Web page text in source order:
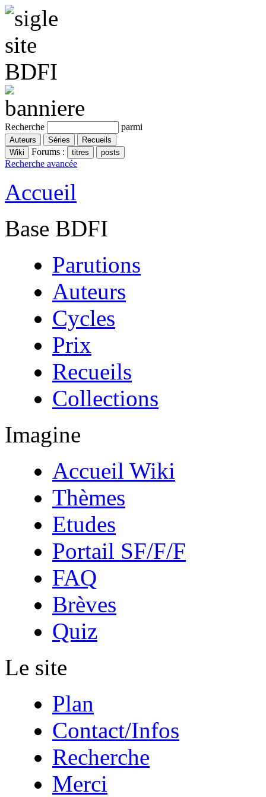
Recherche parmi
Forums :
Recherche avancée
Accueil
Base BDFI
Parutions
Auteurs
Cycles
Prix
Recueils
Collections
Imagine
Accueil Wiki
Thèmes
Etudes
Portail SF/F/F
FAQ
Brèves
Quiz
Le site
Plan
Contact/Infos
Recherche
Merci